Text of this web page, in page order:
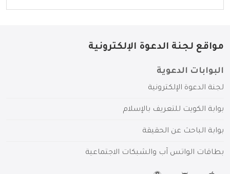
مواقع لجنة الدعوة الإلكترونية
البوابات الدعوية
لجنة الدعوة الإلكترونية
بوابة الكويت للتعريف بالإسلام
بوابة الباحث عن الحقيقة
بطاقات الواتس آب والشبكات الاجتماعية